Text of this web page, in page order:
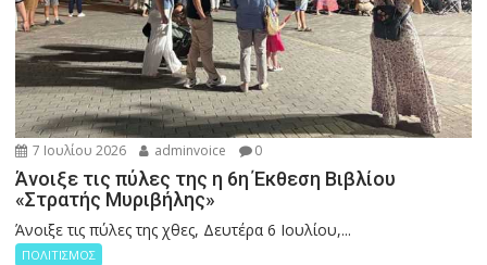
7 Ιουλίου 2026 adminvoice 0
Άνοιξε τις πύλες της η 6η Έκθεση Βιβλίου
«Στρατής Μυριβήλης»
Άνοιξε τις πύλες της χθες, Δευτέρα 6 Ιουλίου,...
ΠΟΛΙΤΙΣΜΟΣ